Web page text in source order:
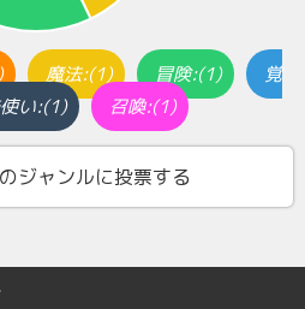
魔法:(1) 冒険:(1)
覚
い:(1) 召喚:(1)
ジャンルに投票する